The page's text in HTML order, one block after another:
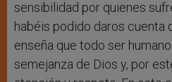
sensibilidad por quienes
habéis podido daros cuenta
enseña que todo ser
semejanza de Dios y, por